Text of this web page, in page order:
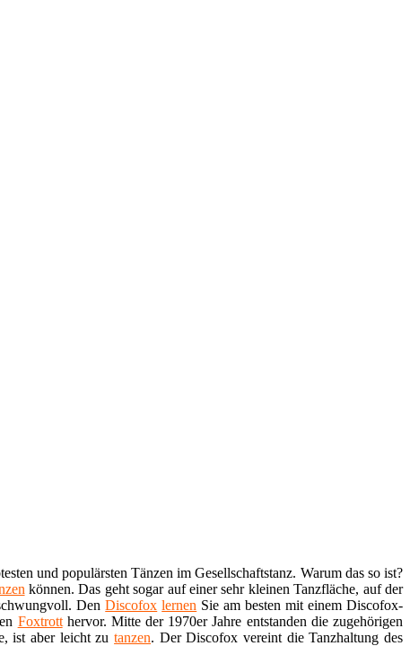
und populärsten Tänzen im Gesellschaftstanz. Warum das so ist?
können. Das geht sogar auf einer sehr kleinen Tanzfläche, auf der
DenDiscofox lernen Sie am besten mit einem Discofox-
Foxtrotthervor. Mitte der 1970er Jahre entstanden die zugehörigen
ist aber leicht zutanzen. Der Discofox vereint die Tanzhaltung des